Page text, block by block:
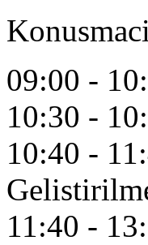
09:00 -
10:30 -
10:40 -
11:40 -